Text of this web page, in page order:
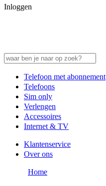
Inloggen
Telefoon met abonnement
Telefoons
Sim only
Verlengen
Accessoires
Internet & TV
Klantenservice
Over ons
Home